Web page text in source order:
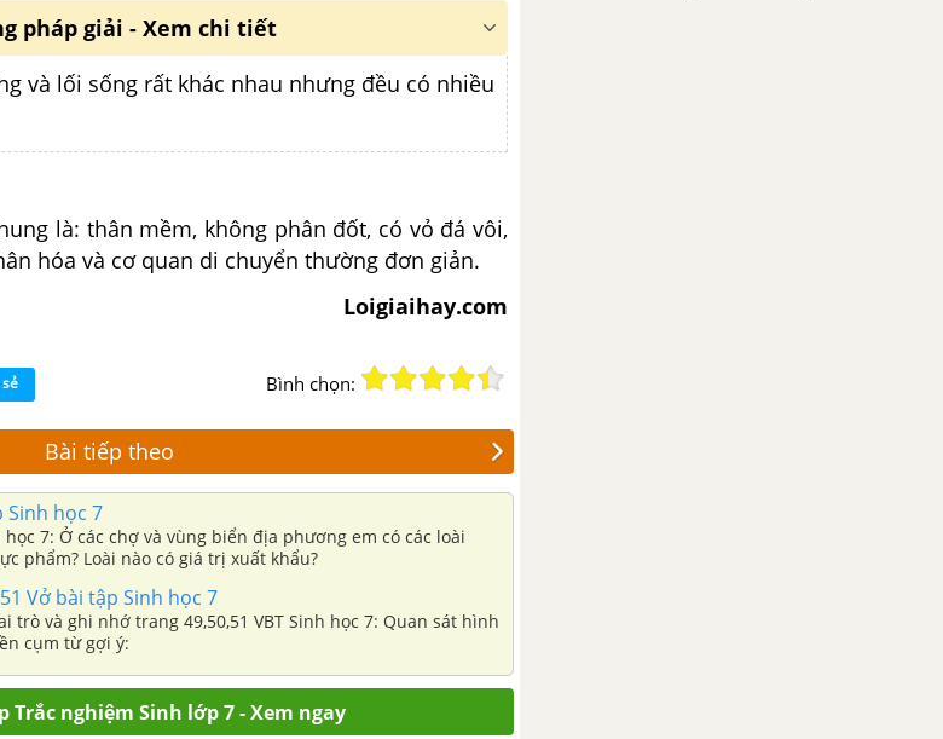
pháp giải - Xem chi tiết
và lối sống rất khác nhau nhưng đều có nhiều
là: thân mềm, không phân đốt, có vỏ đá vôi,
hóa và cơ quan di chuyển thường đơn giản.
Loigiaihay.com
Bình chọn:
Bài tiếp theo
Sinh học 7
7: Ở các chợ và vùng biển địa phương em có các loài
phẩm? Loài nào có giá trị xuất khẩu?
Vở bài tập Sinh học 7
trò và ghi nhớ trang 49,50,51 VBT Sinh học 7: Quan sát hình
cụm từ gợi ý:
Trắc nghiệm Sinh lớp 7 - Xem ngay